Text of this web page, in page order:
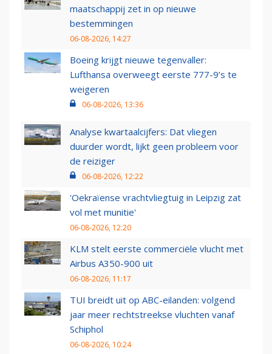
maatschappij zet in op nieuwe
bestemmingen
06-08-2026, 14:27
Boeing krijgt nieuwe tegenvaller:
Lufthansa overweegt eerste 777-9’s te
weigeren
06-08-2026, 13:36
Analyse kwartaalcijfers: Dat vliegen
duurder wordt, lijkt geen probleem voor
de reiziger
06-08-2026, 12:22
'Oekraïense vrachtvliegtuig in Leipzig zat
vol met munitie'
06-08-2026, 12:20
KLM stelt eerste commerciële vlucht met
Airbus A350-900 uit
06-08-2026, 11:17
TUI breidt uit op ABC-eilanden: volgend
jaar meer rechtstreekse vluchten vanaf
Schiphol
06-08-2026, 10:24